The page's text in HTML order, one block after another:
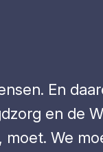
En
en de
We